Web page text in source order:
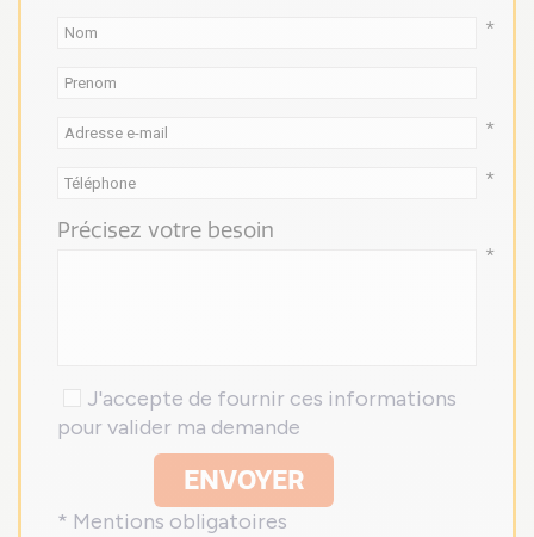
*
*
*
Précisez votre besoin
*
J'accepte de fournir ces informations
pour valider ma demande
ENVOYER
* Mentions obligatoires